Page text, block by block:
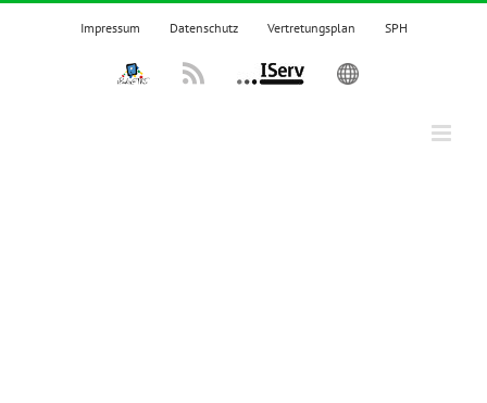
Zum
Impressum Datenschutz Vertretungsplan SPH
IPadsTKSRss IServ English